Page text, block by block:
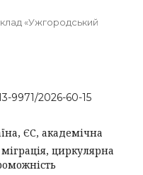
«Ужгородський
9971/2026-60-15
ЄС, академічна
циркулярна